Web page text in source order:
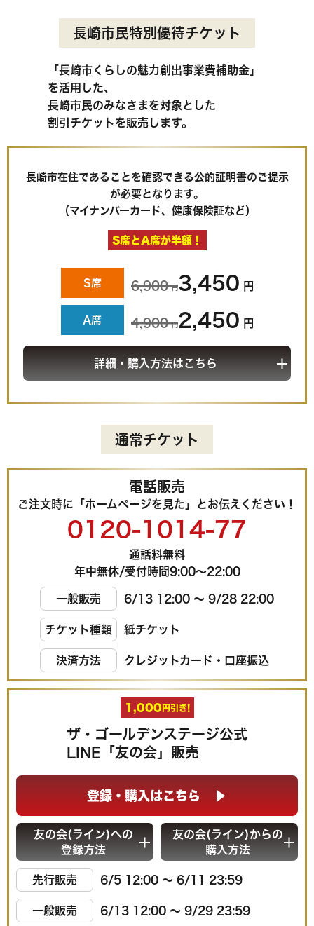
長崎市民特別優待チケット
「長崎市くらしの魅力創出事業費補助金」
を活用した、
長崎市民のみなさまを対象とした
割引チケットを販売します。
長崎市在住であることを確認できる公的証明書のご提示
が必要となります。
（マイナンバーカード、健康保険証など）
S席とA席が半額！
S席 6,900 円3,450 円
A席 4,900 円2,450 円
詳細・購入方法はこちら
通常チケット
電話販売
ご注文時に「ホームページを見た」 とお伝えください！
0120-1014-77
通話料無料
年中無休/受付時間9:00〜22:00
一般販売 6/13 12:00 〜 9/28 22:00
チケット種類 紙チケット
決済方法 クレジットカード・口座振込
1,000 円引き!
ザ・ゴールデンステージ公式
LINE「友の会」販売
登録・購入はこちら
友の会(ライン)への
登録方法
友の会(ライン)からの
購入方法
先行販売 6/5 12:00 〜 6/11 23:59
一般販売 6/13 12:00 〜 9/29 23:59